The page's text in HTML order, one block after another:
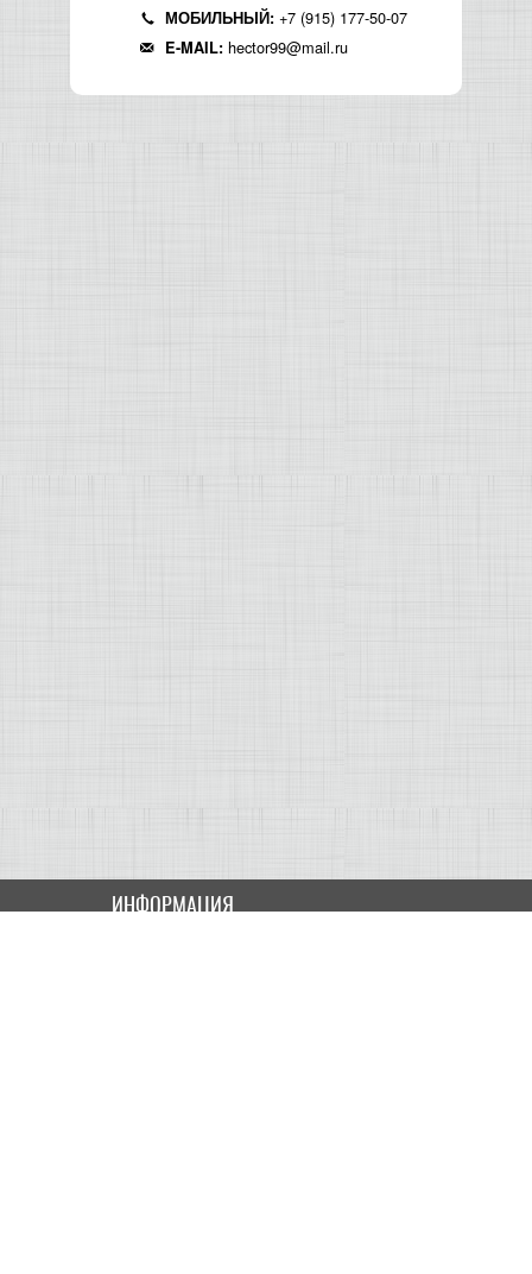
МОБИЛЬНЫЙ: +7 (915) 177-50-07
E-MAIL: hector99@mail.ru
ИНФОРМАЦИЯ